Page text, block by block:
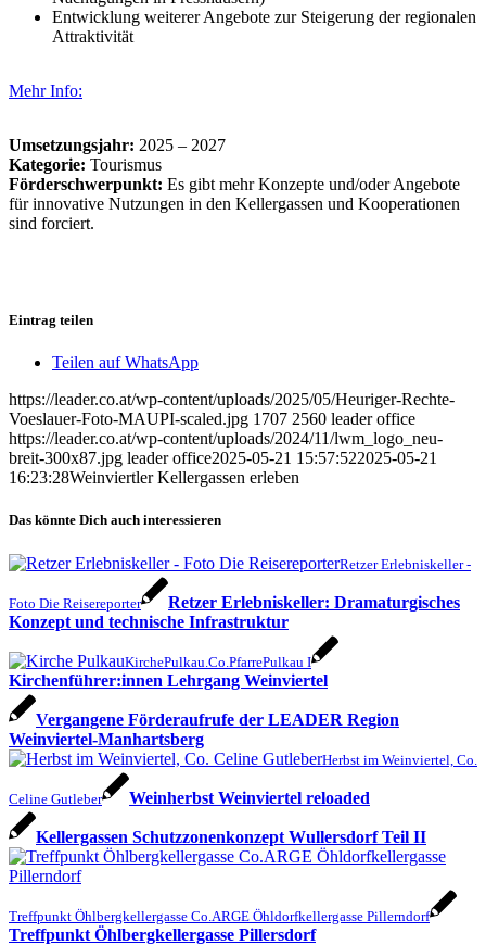
Entwicklung weiterer Angebote zur Steigerung der regionalen
Attraktivität
Mehr Info:
Umsetzungsjahr: 2025 – 2027
Kategorie: Tourismus
Förderschwerpunkt: Es gibt mehr Konzepte und/oder Angebote
für innovative Nutzungen in den Kellergassen und Kooperationen
sind forciert.
Eintrag teilen
Teilen auf WhatsApp
https://leader.co.at/wp-content/uploads/2025/05/Heuriger-Rechte-
Voeslauer-Foto-MAUPI-scaled.jpg 1707 2560 leader office
https://leader.co.at/wp-content/uploads/2024/11/lwm_logo_neu-
breit-300x87.jpg leader office2025-05-21 15:57:522025-05-21
16:23:28Weinviertler Kellergassen erleben
Das könnte Dich auch interessieren
Retzer Erlebniskeller -
Foto Die Reisereporter
Retzer Erlebniskeller: Dramaturgisches
Konzept und technische Infrastruktur
KirchePulkau.Co.PfarrePulkau I
Kirchenführer:innen Lehrgang Weinviertel
Vergangene Förderaufrufe der LEADER Region
Weinviertel-Manhartsberg
Herbst im Weinviertel, Co.
Celine Gutleber Weinherbst Weinviertel reloaded
Kellergassen Schutzzonenkonzept Wullersdorf Teil II
Treffpunkt Öhlbergkellergasse Co.ARGE Öhldorfkellergasse Pillerndorf
Treffpunkt Öhlbergkellergasse Pillersdorf